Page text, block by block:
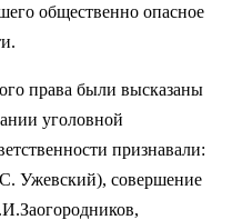
общественно опасное
права были высказаны
уголовной
признавали:
Ужевский), совершение